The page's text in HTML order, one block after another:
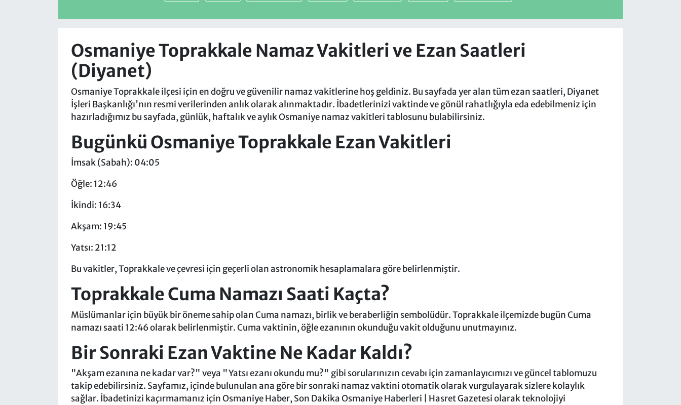
Osmaniye Toprakkale Namaz Vakitleri ve Ezan Saatleri
(Diyanet)
Osmaniye Toprakkale ilçesi için en doğru ve güvenilir namaz vakitlerine hoş geldiniz. Bu sayfada yer alan tüm ezan saatleri, Diyanet
İşleri Başkanlığı'nın resmi verilerinden anlık olarak alınmaktadır. İbadetlerinizi vaktinde ve gönül rahatlığıyla eda edebilmeniz için
hazırladığımız bu sayfada, günlük, haftalık ve aylık Osmaniye namaz vakitleri tablosunu bulabilirsiniz.
Bugünkü Osmaniye Toprakkale Ezan Vakitleri
İmsak (Sabah): 04:05
Öğle: 12:46
İkindi: 16:34
Akşam: 19:45
Yatsı: 21:12
Bu vakitler, Toprakkale ve çevresi için geçerli olan astronomik hesaplamalara göre belirlenmiştir.
Toprakkale Cuma Namazı Saati Kaçta?
Müslümanlar için büyük bir öneme sahip olan Cuma namazı, birlik ve beraberliğin sembolüdür. Toprakkale ilçemizde bugün Cuma
namazı saati 12:46 olarak belirlenmiştir. Cuma vaktinin, öğle ezanının okunduğu vakit olduğunu unutmayınız.
Bir Sonraki Ezan Vaktine Ne Kadar Kaldı?
"Akşam ezanına ne kadar var?" veya "Yatsı ezanı okundu mu?" gibi sorularınızın cevabı için zamanlayıcımızı ve güncel tablomuzu
takip edebilirsiniz. Sayfamız, içinde bulunulan ana göre bir sonraki namaz vaktini otomatik olarak vurgulayarak sizlere kolaylık
sağlar. İbadetinizi kaçırmamanız için Osmaniye Haber, Son Dakika Osmaniye Haberleri | Hasret Gazetesi olarak teknolojiyi